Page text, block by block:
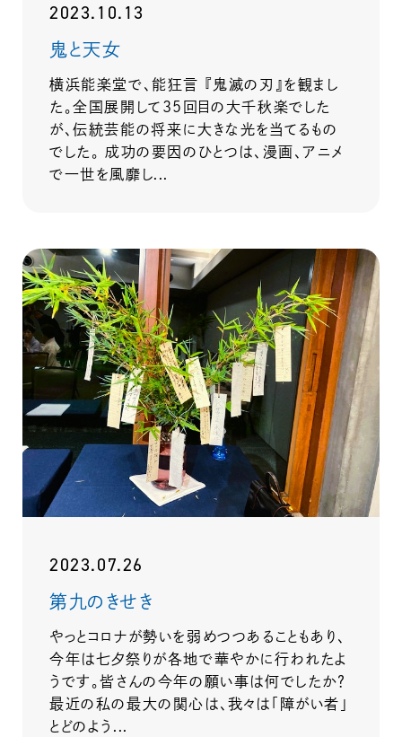
2023.10.13
鬼と天女
横浜能楽堂で、能狂言 『鬼滅の刃』を観まし
た。全国展開して３５回目の大千秋楽でした
が、伝統芸能の将来に大きな光を当てるもの
でした。 成功の要因のひとつは、漫画、アニメ
で一世を風靡し...
2023.07.26
第九のきせき
やっとコロナが勢いを弱めつつあることもあり、
今年は七夕祭りが各地で華やかに行われたよ
うです。皆さんの今年の願い事は何でしたか？
最近の私の最大の関心は、我々は「障がい者」
とどのよう...